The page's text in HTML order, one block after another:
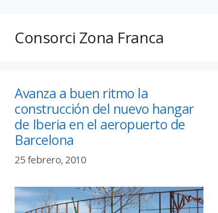
Consorci Zona Franca
Avanza a buen ritmo la
construcción del nuevo hangar
de Iberia en el aeropuerto de
Barcelona
25 febrero, 2010